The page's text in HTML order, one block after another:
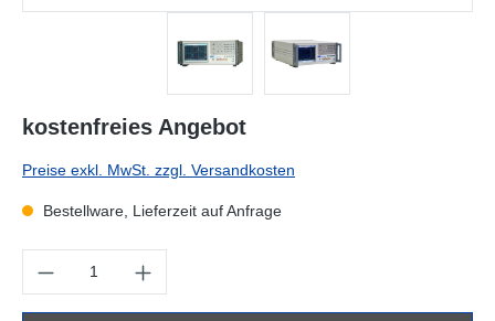
kostenfreies Angebot
Preise exkl. MwSt. zzgl. Versandkosten
Bestellware, Lieferzeit auf Anfrage